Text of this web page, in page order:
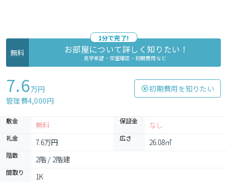
1分で完了!
無料 お部屋について詳しく知りたい !
見学希望・空室確認・初期費用など
7.6万円
管理費4,000円
初期費用を知りたい
敷金 無料 保証金 なし
礼金 7.6万円 広さ 26.08㎡
階数 2階 / 2階建
間取り 1K